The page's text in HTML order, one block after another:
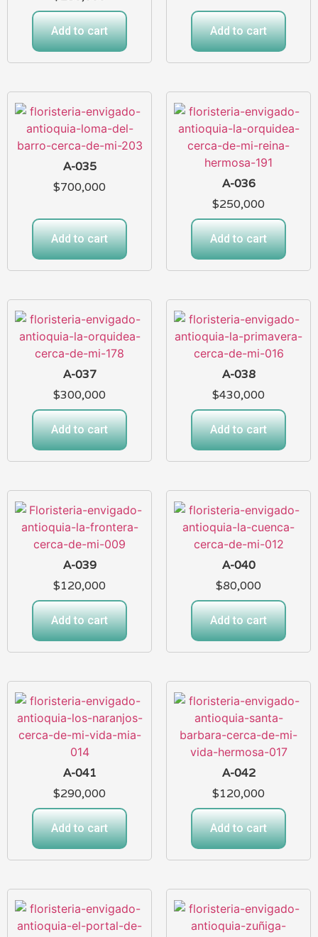
Add to cart Add to cart
A-035
$700,000
Add to cart
A-036
$250,000
Add to cart
A-037
$300,000
Add to cart
A-038
$430,000
Add to cart
A-039
$120,000
Add to cart
A-040
$80,000
Add to cart
A-041
$290,000
Add to cart
A-042
$120,000
Add to cart